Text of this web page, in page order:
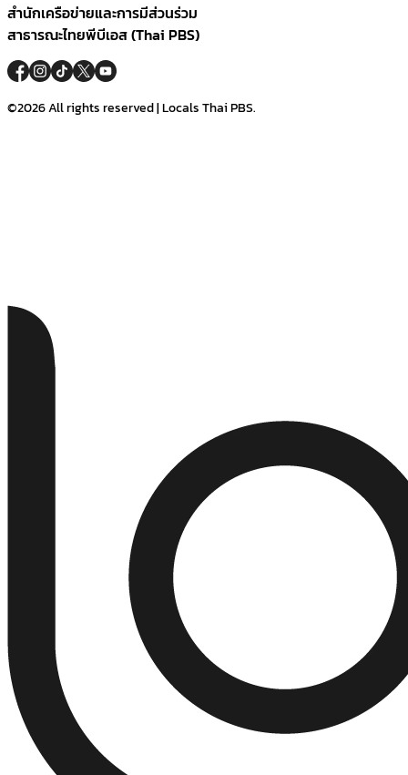
สำนักเครือข่ายและการมีส่วนร่วม
สาธารณะไทยพีบีเอส (Thai PBS)
©2026 All rights reserved | Locals Thai PBS.